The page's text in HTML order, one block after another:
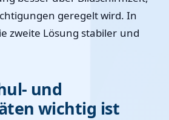
geregelt wird. In
zweite Lösung stabiler und
und
wichtig ist